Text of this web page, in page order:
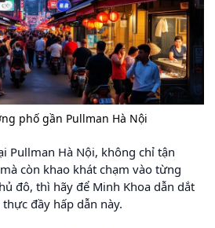
phố gần Pullman Hà Nội
Pullman Hà Nội, không chỉ tận
còn khao khát chạm vào từng
đô, thì hãy để Minh Khoa dẫn dắt
đầy hấp dẫn này.